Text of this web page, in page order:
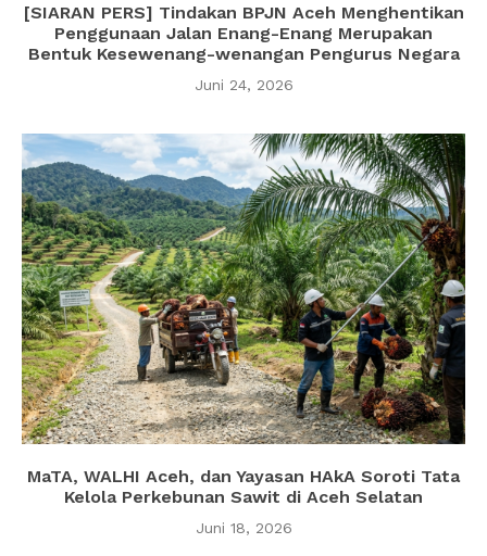
[SIARAN PERS] Tindakan BPJN Aceh Menghentikan
Penggunaan Jalan Enang-Enang Merupakan
Bentuk Kesewenang-wenangan Pengurus Negara
Juni 24, 2026
MaTA, WALHI Aceh, dan Yayasan HAkA Soroti Tata
Kelola Perkebunan Sawit di Aceh Selatan
Juni 18, 2026